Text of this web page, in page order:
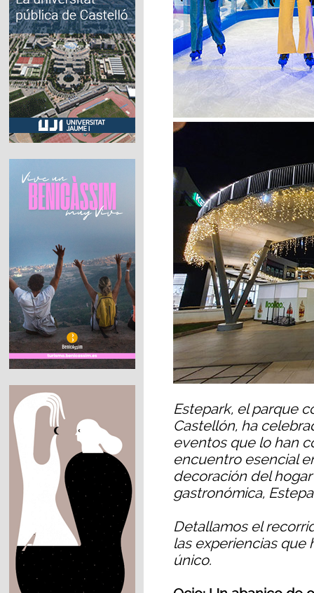
Estepark, el parque
Castellón, ha
eventos que lo han
encuentro esencial
decoración del
gastronómica,
Detallamos el
las experiencias que
único.